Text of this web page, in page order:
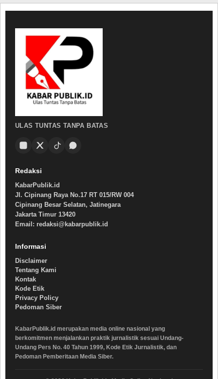
ULAS TUNTAS TANPA BATAS
Redaksi
KabarPublik.id
Jl. Cipinang Raya No.17 RT 015/RW 004
Cipinang Besar Selatan, Jatinegara
Jakarta Timur 13420
Email: redaksi@kabarpublik.id
Informasi
Disclaimer
Tentang Kami
Kontak
Kode Etik
Privacy Policy
Pedoman Siber
KabarPublik.id merupakan media online nasional yang
berkomitmen menjalankan praktik jurnalistik sesuai Undang-
Undang Pers No. 40 Tahun 1999, Kode Etik Jurnalistik, dan
Pedoman Pemberitaan Media Siber.